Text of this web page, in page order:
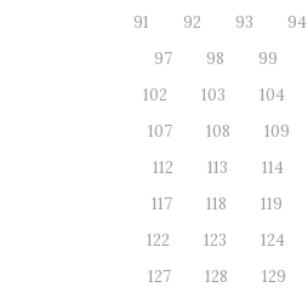
91
92 93 94
97
98 99
102
103 104
107
108 109
112
113 114
117
118 119
122
123 124
127
128 129